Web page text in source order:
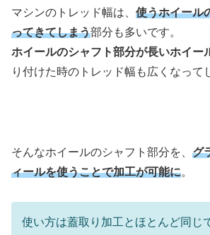
マシンのトレッド幅は、 使うホイール
ってきてしまう部分も多いです。
ホイールのシャフト部分が長いホイー
り付けた時のトレッド幅も広くなって
そんなホイールのシャフト部分を、 グ
ィールを使うことで加工が可能に。
使い方は蓋取り加工とほとんど同じ